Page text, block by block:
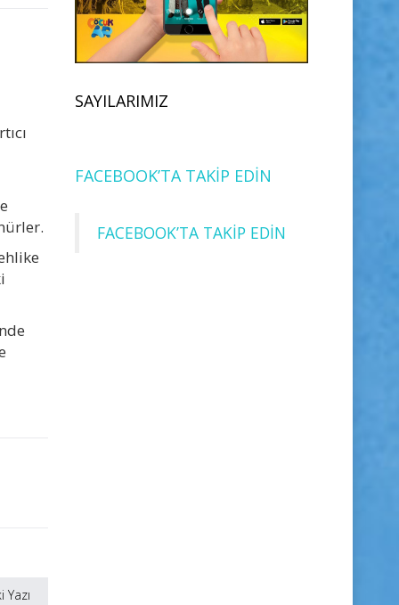
Yazı
SAYILARIMIZ
FACEBOOK’TA TAKİP EDİN
FACEBOOK’TA TAKİP EDİN